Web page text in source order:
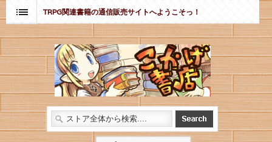
TRPG関連書籍の通信販売サイトへようこそっ！